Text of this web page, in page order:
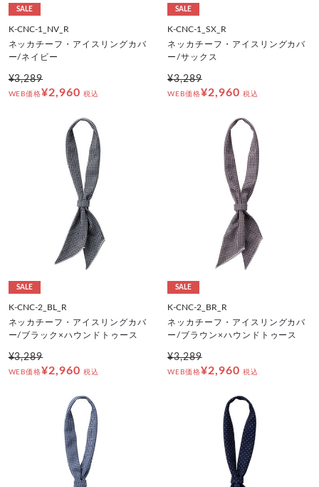
SALE
K-CNC-1_NV_R
ネッカチーフ・アイスリングカバ
ー/ネイビー
¥3,289
WEB価格¥2,960 税込
SALE
K-CNC-1_SX_R
ネッカチーフ・アイスリングカバ
ー/サックス
¥3,289
WEB価格¥2,960 税込
SALE
K-CNC-2_BL_R
ネッカチーフ・アイスリングカバ
ー/ブラック×ハウンドトゥース
¥3,289
WEB価格¥2,960 税込
SALE
K-CNC-2_BR_R
ネッカチーフ・アイスリングカバ
ー/ブラウン×ハウンドトゥース
¥3,289
WEB価格¥2,960 税込